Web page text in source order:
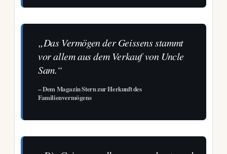
„Das Vermögen der Geissens stammt
vor allem aus dem Verkauf von Uncle
Sam.“
– Dem Magazin Stern zur Herkunft des
Familienvermögens